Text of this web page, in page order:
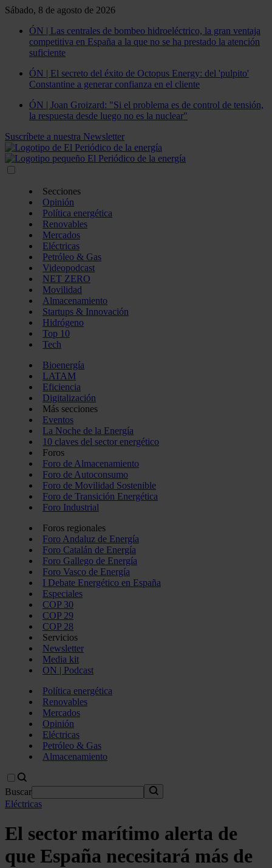
Sábado, 8 de agosto de 2026
ÓN | Las centrales de bombeo hidroeléctrico, la gran ventaja
competitiva en España a la que no se ha prestado la atención
suficiente
ÓN | El secreto del éxito de Octopus Energy: del 'pulpito'
Constantine a generar confianza en el cliente
ÓN | Joan Groizard: "Si el problema es de control de tensión,
la respuesta desde luego no es la nuclear"
Suscríbete a nuestra Newsletter
Secciones
Opinión
Política energética
Renovables
Mercados
Eléctricas
Petróleo & Gas
Videopodcast
NET ZERO
Movilidad
Almacenamiento
Startups & Innovación
Hidrógeno
Top 10
Tech
Bioenergía
LATAM
Eficiencia
Digitalización
Más secciones
Eventos
La Noche de la Energía
10 claves del sector energético
Foros
Foro de Almacenamiento
Foro de Autoconsumo
Foro de Movilidad Sostenible
Foro de Transición Energética
Foro Industrial
Foros regionales
Foro Andaluz de Energía
Foro Catalán de Energía
Foro Gallego de Energía
Foro Vasco de Energía
I Debate Energético en España
Especiales
COP 30
COP 29
COP 28
Servicios
Newsletter
Media kit
ON | Podcast
Política energética
Renovables
Mercados
Opinión
Eléctricas
Petróleo & Gas
Almacenamiento
Buscar
Eléctricas
El sector marítimo alerta de
que España necesitará más de